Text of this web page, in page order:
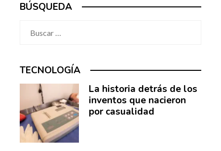
BÚSQUEDA
TECNOLOGÍA
La historia detrás de los
inventos que nacieron
por casualidad